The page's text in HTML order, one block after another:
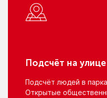
Подсчёт на улице
Подсчёт людей в
Открытые